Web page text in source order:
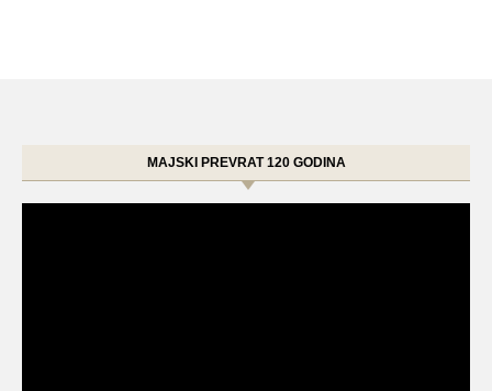
MAJSKI PREVRAT 120 GODINA